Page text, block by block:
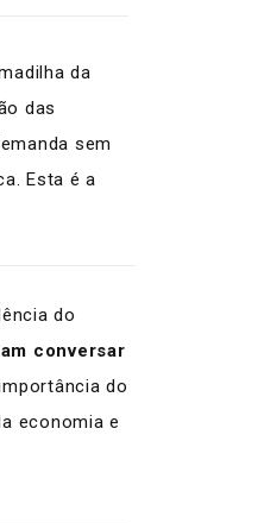
da
das
sem
Esta é a
do
conversar
do
economia e